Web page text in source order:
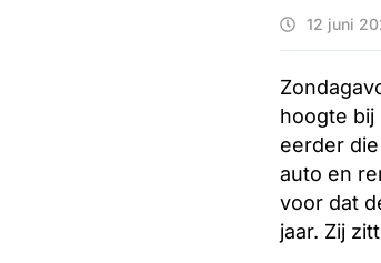
12 juni
hoogte bij
eerder
auto en
voor dat
jaar. Zij